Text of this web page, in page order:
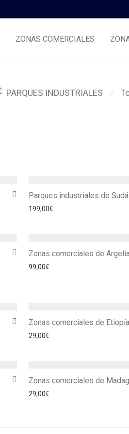
ZONAS COMERCIALES
PARQUES INDUSTRIALES ⁄
Parques industriales de
199,00€
Zonas comerciales de
99,00€
Zonas comerciales de Etiopía
29,00€
Zonas comerciales de
29,00€